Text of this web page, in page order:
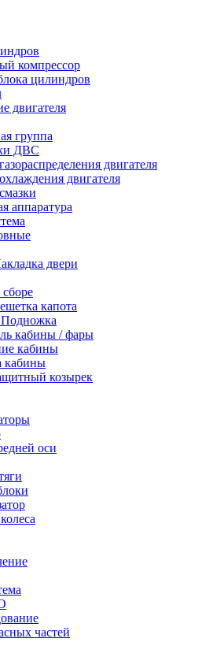
компрессор
цилиндров
двигателя
группа
ДВС
двигателя
двигателя
аппаратура
двери
капота
кабины / фары
кабины
кабины
козырек
оси
частей